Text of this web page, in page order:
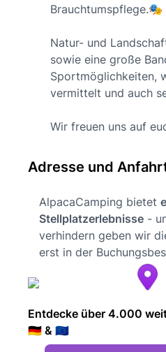
Brauchtumspflege.🎭
Natur- und
sowie eine große
Sportmöglichkeiten,
vermittelt und auch
Wir freuen uns auf
Adresse und
AlpacaCamping bietet
Stellplatzerlebnisse -
verhindern geben wir
erst in der
Entdecke über 4.000
🇩🇪 & 🇪🇺